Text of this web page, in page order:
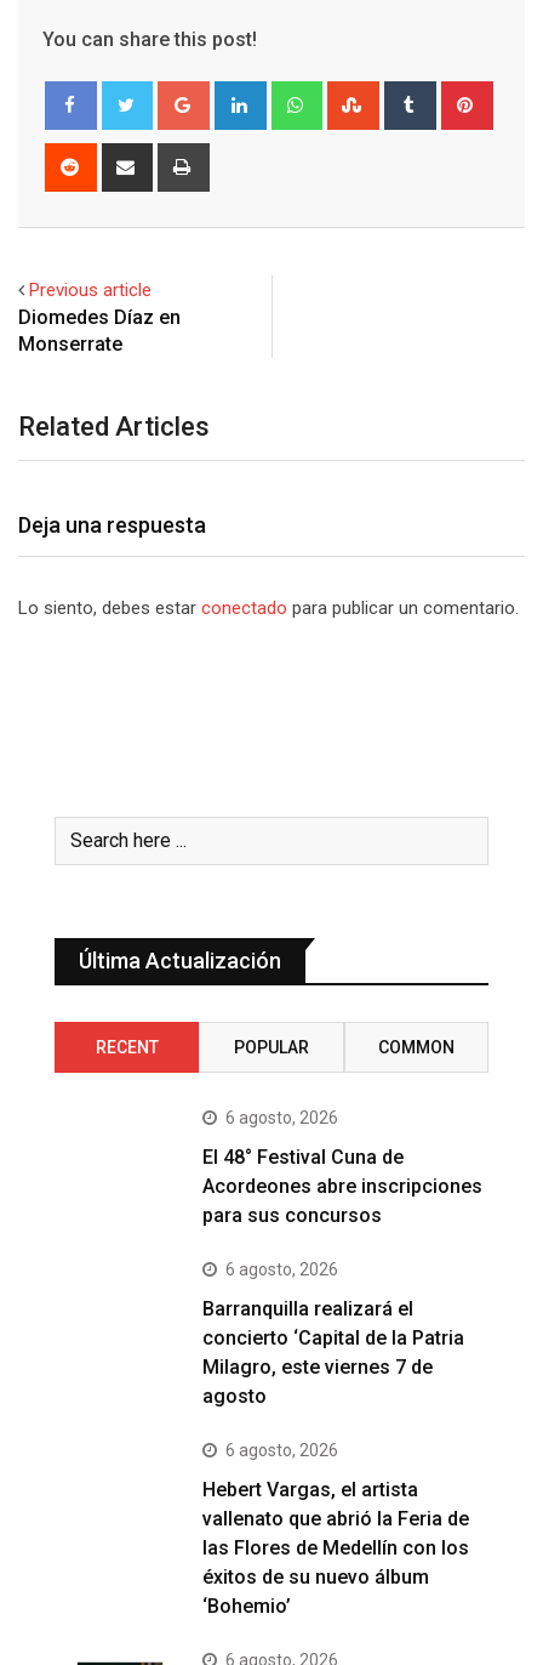
You can share this post!
Google+ LinkedIn WhatsappStumbleUpon
Tumblr
Reddit
Share
Previous article
Diomedes Díaz en
Monserrate
Related Articles
Deja una respuesta
Lo siento, debes estar conectado para publicar un comentario.
Última Actualización
RECENT POPULAR COMMON
6 agosto, 2026
El 48° Festival Cuna de
Acordeones abre inscripciones
para sus concursos
6 agosto, 2026
Barranquilla realizará el
concierto ‘Capital de la Patria
Milagro, este viernes 7 de
agosto
6 agosto, 2026
Hebert Vargas, el artista
vallenato que abrió la Feria de
las Flores de Medellín con los
éxitos de su nuevo álbum
‘Bohemio’
6 agosto, 2026